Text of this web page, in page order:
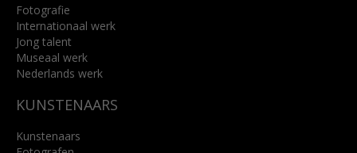
Fotografie
Internationaal werk
Jong talent
Museaal werk
Nederlands werk
KUNSTENAARS
Kunstenaars